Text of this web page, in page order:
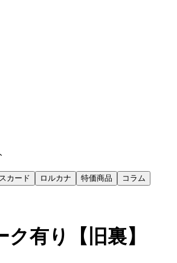
カード ロルカナ 特価商品 コラム
有り【旧裏】